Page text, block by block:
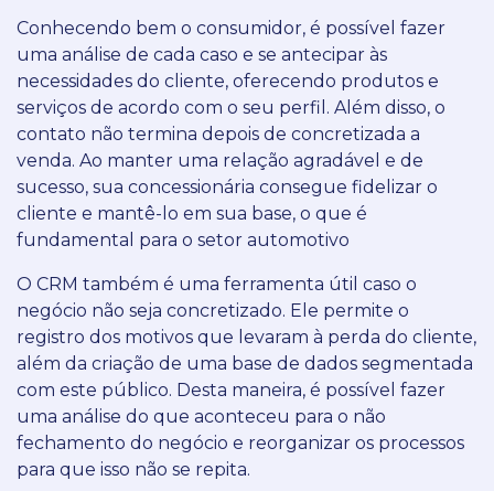
Conhecendo bem o consumidor, é possível fazer
uma análise de cada caso e se antecipar às
necessidades do cliente, oferecendo produtos e
serviços de acordo com o seu perfil. Além disso, o
contato não termina depois de concretizada a
venda. Ao manter uma relação agradável e de
sucesso, sua concessionária consegue fidelizar o
cliente e mantê-lo em sua base, o que é
fundamental para o setor automotivo
O CRM também é uma ferramenta útil caso o
negócio não seja concretizado. Ele permite o
registro dos motivos que levaram à perda do cliente,
além da criação de uma base de dados segmentada
com este público. Desta maneira, é possível fazer
uma análise do que aconteceu para o não
fechamento do negócio e reorganizar os processos
para que isso não se repita.